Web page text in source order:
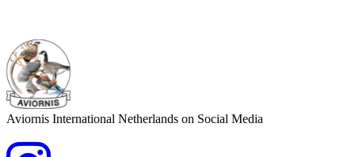
Aviornis International Netherlands on Social Media